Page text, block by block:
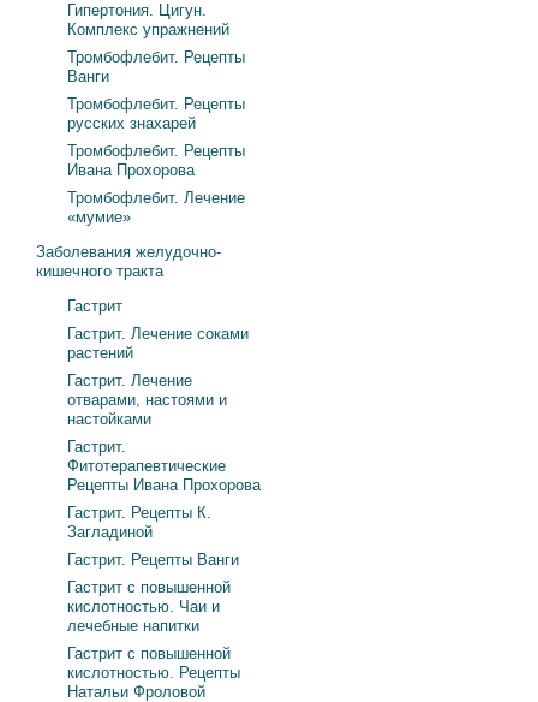
Гипертония. Цигун.
Комплекс упражнений
Тромбофлебит. Рецепты
Ванги
Тромбофлебит. Рецепты
русских знахарей
Тромбофлебит. Рецепты
Ивана Прохорова
Тромбофлебит. Лечение
«мумие»
Заболевания желудочно-
кишечного тракта
Гастрит
Гастрит. Лечение соками
растений
Гастрит. Лечение
отварами, настоями и
настойками
Гастрит.
Фитотерапевтические
Рецепты Ивана Прохорова
Гастрит. Рецепты К.
Загладиной
Гастрит. Рецепты Ванги
Гастрит с повышенной
кислотностью. Чаи и
лечебные напитки
Гастрит с повышенной
кислотностью. Рецепты
Натальи Фроловой